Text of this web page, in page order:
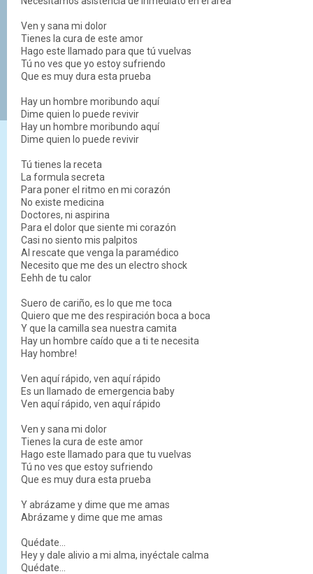
Ven y sana mi dolor
Tienes la cura de este amor
Hago este llamado para que tú vuelvas
Tú no ves que yo estoy sufriendo
Que es muy dura esta prueba
Hay un hombre moribundo aquí
Dime quien lo puede revivir
Hay un hombre moribundo aquí
Dime quien lo puede revivir
Tú tienes la receta
La formula secreta
Para poner el ritmo en mi corazón
No existe medicina
Doctores, ni aspirina
Para el dolor que siente mi corazón
Casi no siento mis palpitos
Al rescate que venga la paramédico
Necesito que me des un electro shock
Eehh de tu calor
Suero de cariño, es lo que me toca
Quiero que me des respiración boca a boca
Y que la camilla sea nuestra camita
Hay un hombre caído que a ti te necesita
Hay hombre!
Ven aquí rápido, ven aquí rápido
Es un llamado de emergencia baby
Ven aquí rápido, ven aquí rápido
Ven y sana mi dolor
Tienes la cura de este amor
Hago este llamado para que tu vuelvas
Tú no ves que estoy sufriendo
Que es muy dura esta prueba
Y abrázame y dime que me amas
Abrázame y dime que me amas
Quédate...
Hey y dale alivio a mi alma, inyéctale calma
Quédate...